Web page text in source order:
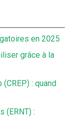
en 2025
grâce à la
: quand
(ERNT) :